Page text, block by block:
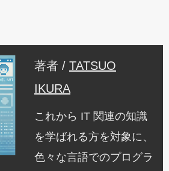
著者 / TATSUO
IKURA
これから IT 関連の知識
を学ばれる方を対象に、
色々な言語でのプログラ